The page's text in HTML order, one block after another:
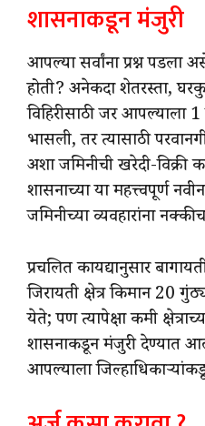
शासनाकडून मंजुरी
आपल्या सर्वांना प्रश्न
होती? अनेकदा शेतरस्ता,
विहिरीसाठी जर आपल्याला
भासली, तर त्यासाठी
अशा जमिनीची खरेदी-
शासनाच्या या महत्त्वपूर्ण
जमिनीच्या व्यवहारांना
प्रचलित कायद्यानुसार
जिरायती क्षेत्र किमान 20
येते; पण त्यापेक्षा कमी
शासनाकडून मंजुरी देण्यात
आपल्याला